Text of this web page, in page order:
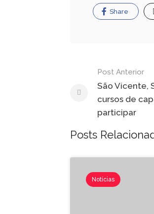
Share
Navegação
de
Post
Post Anterior
São Vicente,
cursos de
participar
Posts
Notícias